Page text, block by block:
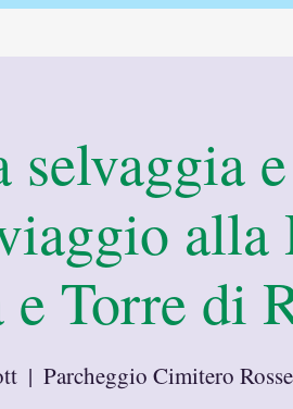
selvaggia
alla
Torre di
  |
Parcheggio Cimitero